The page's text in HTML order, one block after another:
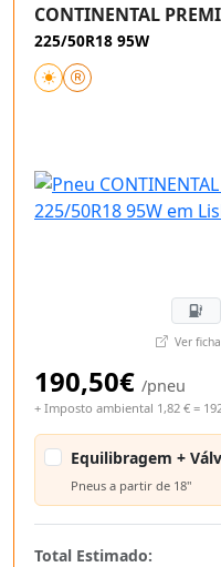
CONTINENTAL
225/50R18 95W
Ver
190,50€ /pneu
+ Imposto ambiental 1,82 € =
Equilibragem +
Pneus a partir de 18"
Total Estimado: